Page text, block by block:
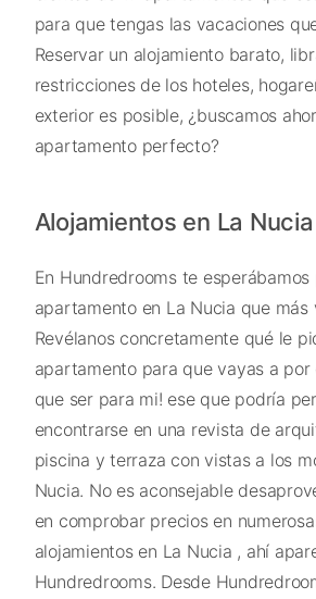
para que tengas las vacaciones
Reservar un alojamiento barato,
restricciones de los hoteles,
exterior es posible, ¿buscamos
apartamento perfecto?
Alojamientos en La Nucia
En Hundredrooms te
apartamento en La Nucia que más
Revélanos concretamente qué le
apartamento para que vayas a por
que ser para mi! ese que podría
encontrarse en una revista de
piscina y terraza con vistas a los
Nucia. No es aconsejable
en comprobar precios en
alojamientos en La Nucia , ahí
Hundredrooms. Desde